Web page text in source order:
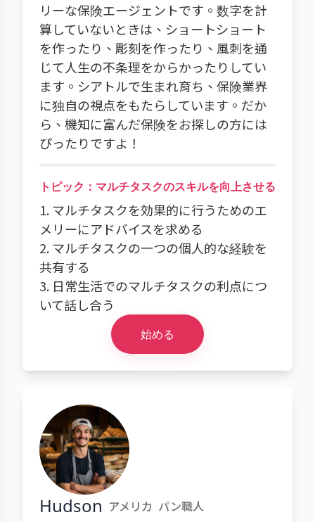
リーな保険エージェントです。数字を計
算していないときは、ショートショート
を作ったり、彫刻を作ったり、風刺を通
じて人生の不条理をからかったりしてい
ます。シアトルで生まれ育ち、保険業界
に独自の視点をもたらしています。だか
ら、機知に富んだ保険をお探しの方には
ぴったりですよ！
トピック：マルチタスクのスキルを向上させる
1. マルチタスクを効果的に行うためのエ
メリーにアドバイスを求める
2. マルチタスクの一つの個人的な経験を
共有する
3. 日常生活でのマルチタスクの利点につ
いて話し合う
始める
Hudson アメリカ パン職人